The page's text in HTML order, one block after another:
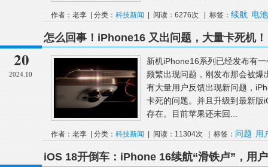
作者：老李 | 分类： 科技新闻 | 阅读：6276次 | 标签： 续航 电池
20
2024.10
怎么回事！iPhone16 又出问题，大量卡死机！
新机iPhone16系列已经发布有
频繁出现问题，刚发布那会被
有大量用户反馈出现新问题，
卡死的问题。并且升级到最新
存在。目前苹果还未回...
作者：老李 | 分类： 科技新闻 | 阅读：11304次 | 标签： 问题 用
iOS 18开倒车：iPhone 16续航“滑铁卢”，用